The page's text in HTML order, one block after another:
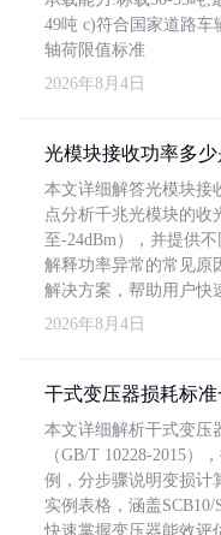
49吨 c)符合国家道路车
轴荷限值标准
2026年8月4日
光模块接收功率多少
本文详细解答光模块接
点分析千兆光模块的收
至-24dBm），并提供
解释功率异常的常见原
解决方案，帮助用户快
2026年8月4日
干式变压器损耗标
本文详细解析干式变压
（GB/T 10228-2015）
例，分步骤说明变损计
实例表格，涵盖
快速掌握变压器能效评